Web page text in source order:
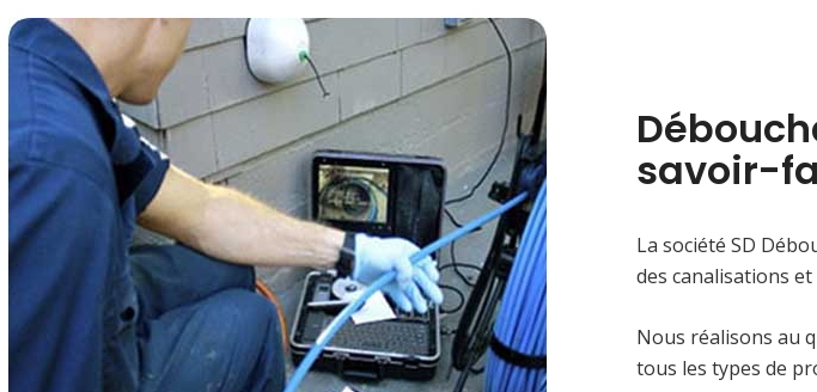
savoir-
La société SD
des canalisations
Nous réalisons au
tous les types de